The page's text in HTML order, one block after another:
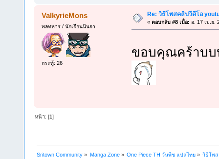
ValkyrieMons
พลทหาร / นักเรียนนินจา
กระทู้: 26
Re: วิธีโพสคลิปวีดีโอ
« ตอบกลับ #8 เมื่อ: อ. 17 เม.ย.
ขอบคุณคร้าบบ
หน้า: [1]
Sritown Community » Manga Zone» One Piece TH วันพีช แปลไทย» วิธีโพส